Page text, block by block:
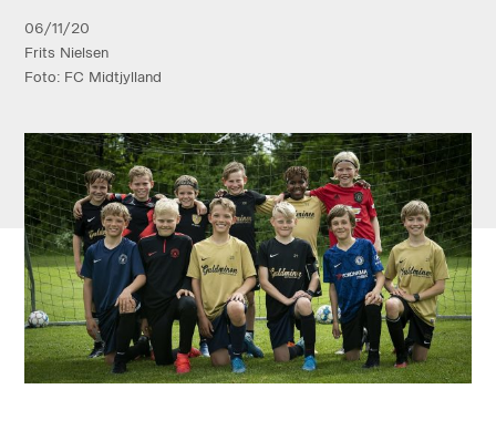
06/11/20
Frits Nielsen
Foto: FC Midtjylland